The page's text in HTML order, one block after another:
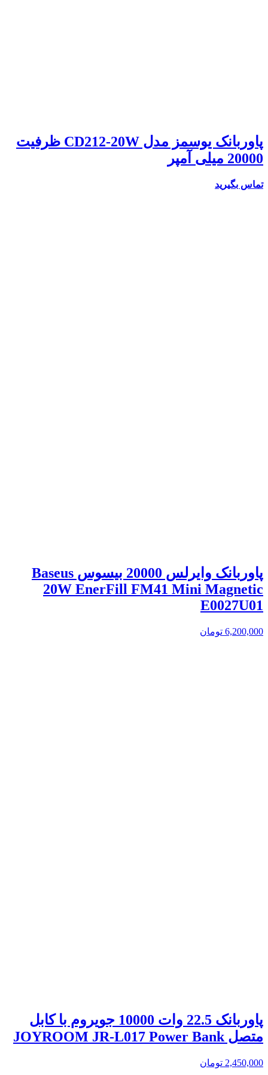
پاوربانک یوسمز مدل CD212-20W ظرفیت
20000 میلی آمپر
تماس بگیرید
پاوربانک وایرلس 20000 بیسوس Baseus
20W EnerFill FM41 Mini Magnetic
E0027U01
6,200,000 تومان
پاوربانک 22.5 وات 10000 جویروم با کابل
متصل JOYROOM JR-L017 Power Bank
2,450,000 تومان